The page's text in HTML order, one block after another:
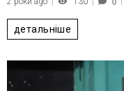
0
детальніше